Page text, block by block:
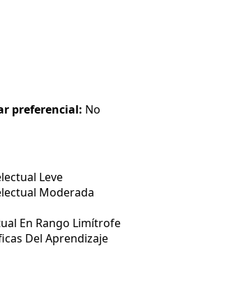
preferencial: No
Leve
Moderada
En Rango Limítrofe
Del Aprendizaje